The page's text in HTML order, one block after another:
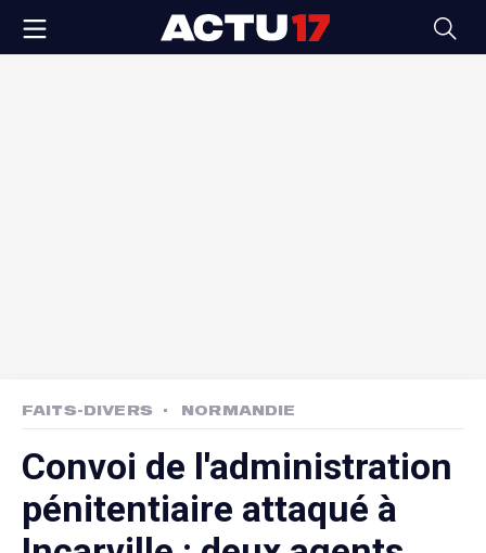
FAITS-DIVERS NORMANDIE
Convoi de l'administration
pénitentiaire attaqué à